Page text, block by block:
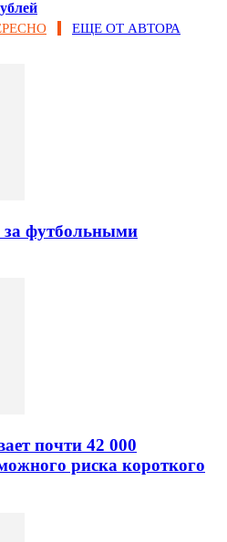
ЕЩЕ ОТ АВТОРА
за футбольными
почти 42 000
риска короткого